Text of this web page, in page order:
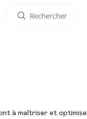
à maîtriser et